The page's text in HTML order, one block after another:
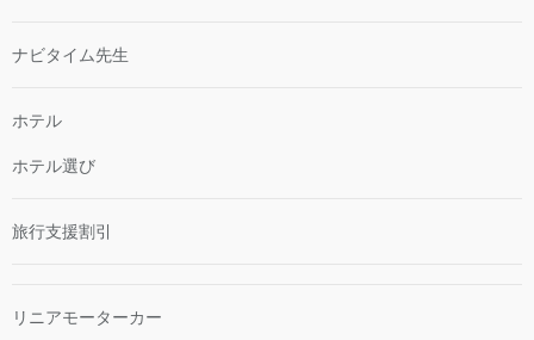
ナビタイム先生
ホテル
ホテル選び
旅行支援割引
リニアモーターカー